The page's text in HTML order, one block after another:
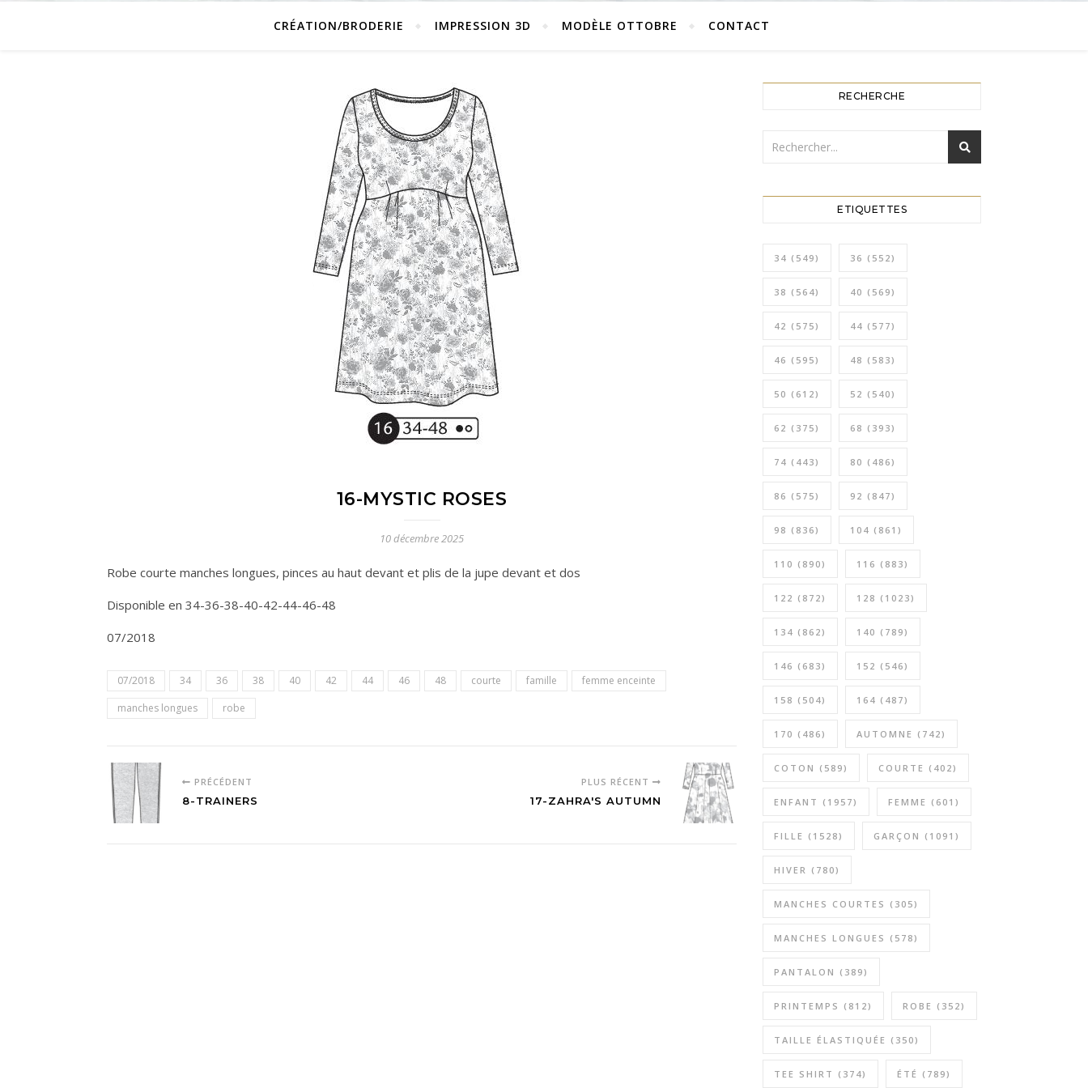
CRÉATION/BRODERIE IMPRESSION 3D MODÈLE OTTOBRE CONTACT
16-MYSTIC ROSES
10 décembre 2025
Robe courte manches longues, pinces au haut devant et plis de la jupe devant et dos
Disponible en 34-36-38-40-42-44-46-48
07/2018
07/2018 34 36 38 40 42 44 46 48 courte famille
femme enceinte
manches longues
robe
PRÉCÉDENT
8-TRAINERS
PLUS RÉCENT
17-ZAHRA'S AUTUMN
RECHERCHE
ETIQUETTES
34 (549) 36 (552)
38 (564) 40 (569)
42 (575) 44 (577)
46 (595) 48 (583)
50 (612) 52 (540)
62 (375) 68 (393)
74 (443) 80 (486)
86 (575) 92 (847)
98 (836) 104 (861)
110 (890) 116 (883)
122 (872) 128 (1023)
134 (862) 140 (789)
146 (683) 152 (546)
158 (504) 164 (487)
170 (486) AUTOMNE (742)
COTON (589) COURTE (402)
ENFANT (1957) FEMME (601)
FILLE (1528) GARÇON (1091)
HIVER (780)
MANCHES COURTES (305)
MANCHES LONGUES (578)
PANTALON (389)
PRINTEMPS (812) ROBE (352)
TAILLE ÉLASTIQUÉE (350)
TEE SHIRT (374) ÉTÉ (789)